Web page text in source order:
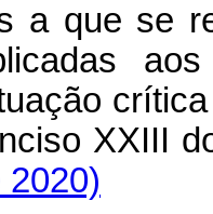
a que se
XXIII
2020)